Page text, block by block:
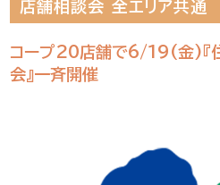
店舗相談会 全エリア共通
コープ20店舗で6/19(金)『
会』一斉開催